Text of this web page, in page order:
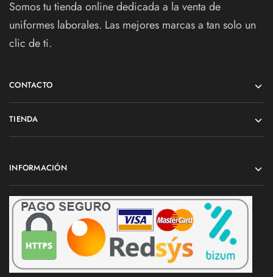
Somos tu tienda online dedicada a la venta de
uniformes laborales. Las mejores marcas a tan solo un
clic de ti.
CONTACTO
TIENDA
INFORMACIÓN